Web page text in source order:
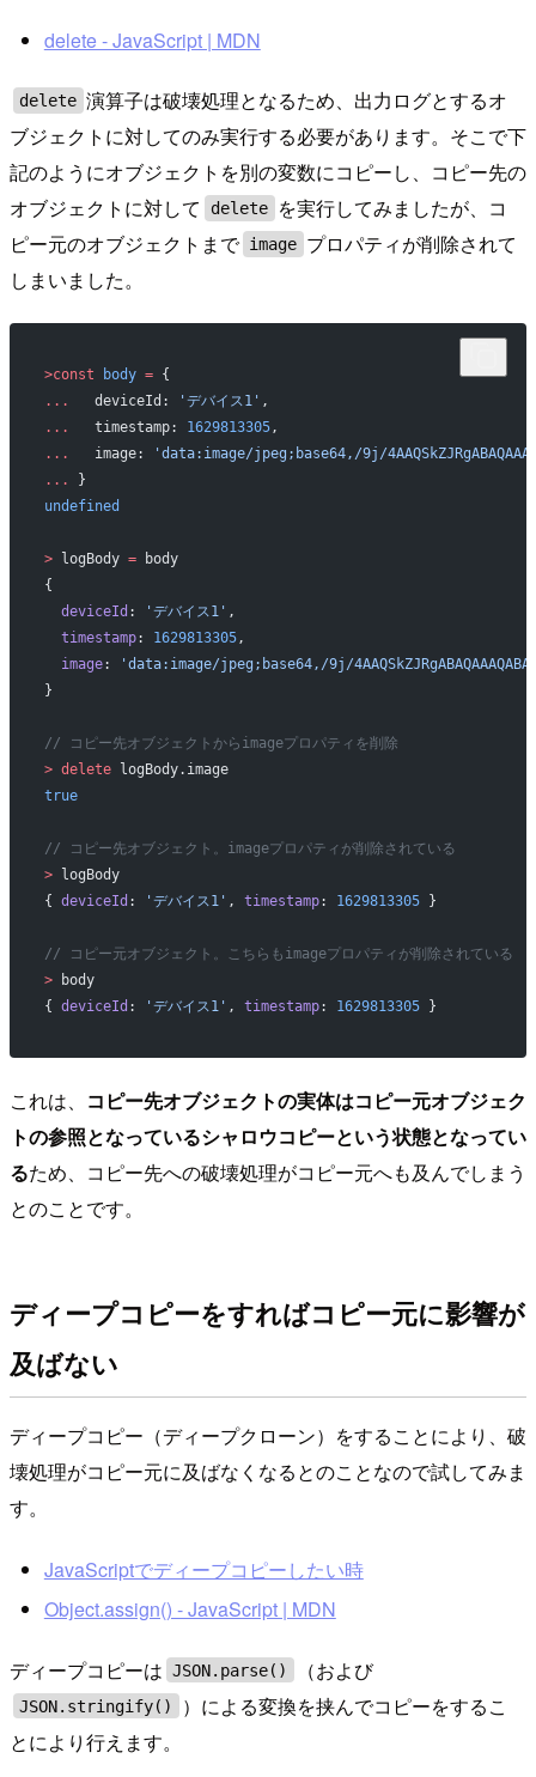
delete - JavaScript | MDN
delete 演算子は破壊処理となるため、出力ログとするオ
ブジェクトに対してのみ実行する必要があります。そこで下
記のようにオブジェクトを別の変数にコピーし、コピー先の
オブジェクトに対して
delete
を実行してみましたが、コ
ピー元のオブジェクトまで image プロパティが削除されて
しまいました。
>const body = {
...
   deviceId:
'デバイス1' ,
...
   timestamp:
1629813305,
...
   image:
'data:image/jpeg;base64,/9j/
...
}
undefined
> logBody = body
{
  deviceId
: 'デバイス1' ,
  timestamp
: 1629813305,
  image
:
'data:image/jpeg;base64,/9j/
}
// コピー先オブジェクトからimageプロパティを削除
> delete logBody.image
true
// コピー先オブジェクト。imageプロパティが削除されている
> logBody
{ deviceId : 'デバイス1' , timestamp: 1629813305 }
// コピー元オブジェクト。こちらもimageプロパティが削除されている
> body
{ deviceId : 'デバイス1' , timestamp: 1629813305 }
これは、 コピー先オブジェクトの実体はコピー元オブジェク
トの参照となっているシャロウコピーという状態となってい
るため、コピー先への破壊処理がコピー元へも及んでしまう
とのことです。
ディープコピーをすればコピー元に影響が
及ばない
ディープコピー（ディープクローン）をすることにより、破
壊処理がコピー元に及ばなくなるとのことなので試してみま
す。
JavaScriptでディープコピーしたい時
Object.assign() - JavaScript | MDN
ディープコピーは JSON.parse() （および
JSON.stringify()
）による変換を挟んでコピーをするこ
とにより行えます。